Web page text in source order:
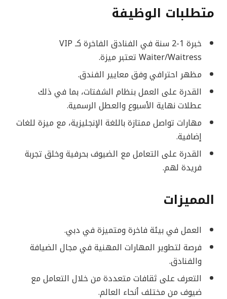
متطلبات الوظيفة
خبرة 1-2 سنة في الفنادق الفاخرة كـ VIP
Waiter/Waitress تعتبر ميزة.
مظهر احترافي وفق معايير الفندق.
القدرة على العمل بنظام الشفتات، بما في ذلك
عطلات نهاية الأسبوع والعطل الرسمية.
مهارات تواصل ممتازة باللغة الإنجليزية، مع ميزة للغات
إضافية.
القدرة على التعامل مع الضيوف بحرفية وخلق تجربة
فريدة لهم.
المميزات
العمل في بيئة فاخرة ومتميزة في دبي.
فرصة لتطوير المهارات المهنية في مجال الضيافة
والفنادق.
التعرف على ثقافات متعددة من خلال التعامل مع
ضيوف من مختلف أنحاء العالم.